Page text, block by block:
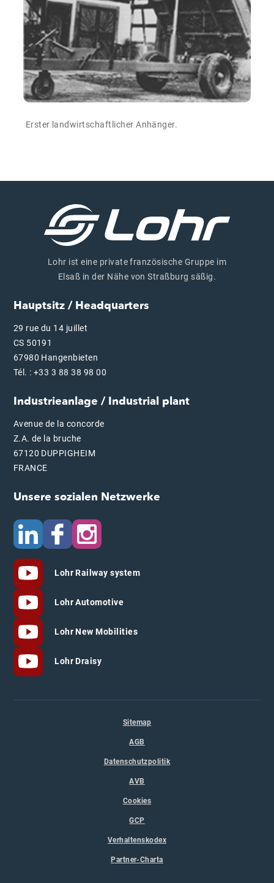
Erster landwirtschaftlicher Anhänger.
Lohr ist eine private französische Gruppe im
Elsaß in der Nähe von Straßburg säßig.
Hauptsitz / Headquarters
29 rue du 14 juillet
CS 50191
67980 Hangenbieten
Tél. : +33 3 88 38 98 00
Industrieanlage / Industrial plant
Avenue de la concorde
Z.A. de la bruche
67120 DUPPIGHEIM
FRANCE
Unsere sozialen Netzwerke
Lohr Railway system
Lohr Automotive
Lohr New Mobilities
Lohr Draisy
Sitemap
AGB
Datenschutzpolitik
AVB
Cookies
GCP
Verhaltenskodex
Partner-Charta